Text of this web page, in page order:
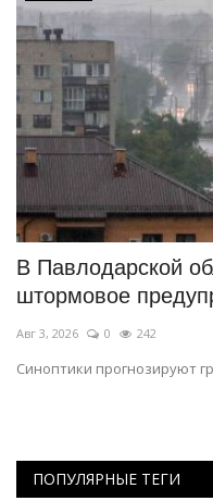
В Павлодарской
штормовое
Авг 3, 2026 0 242
Синоптики прогнозируют
ПОПУЛЯРНЫЕ ТЕГИ